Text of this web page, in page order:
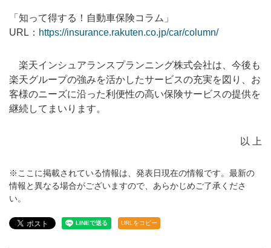
「知って得する！自動車保険コラム」
URL： https://insurance.rakuten.co.jp/car/column/
楽天インシュアランスプランニング株式会社は、今後も
楽天グループの強みを活かしたサービスの充実を図り、お
客様のニーズに沿った利便性の高い保険サービスの提供を
継続してまいります。
以 上
※ここに掲載されている情報は、発表日現在の情報です。最新の
情報と異なる場合がございますので、あらかじめご了承くださ
い。
URLをコピー